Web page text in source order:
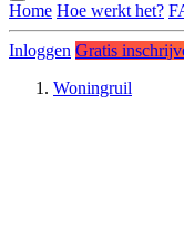
Home Hoe werkt het?
Inloggen Gratis
Woningruil